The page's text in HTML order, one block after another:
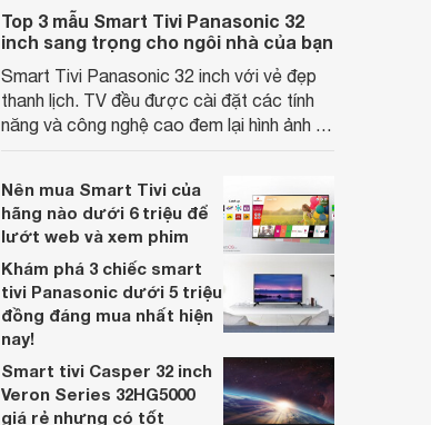
Top 3 mẫu Smart Tivi Panasonic 32
inch sang trọng cho ngôi nhà của bạn
Smart Tivi Panasonic 32 inch với vẻ đẹp
thanh lịch. TV đều được cài đặt các tính
năng và công nghệ cao đem lại hình ảnh và
Nên mua Smart Tivi của
hãng nào dưới 6 triệu để
lướt web và xem phim
Khám phá 3 chiếc smart
tivi Panasonic dưới 5 triệu
đồng đáng mua nhất hiện
nay!
Smart tivi Casper 32 inch
Veron Series 32HG5000
giá rẻ nhưng có tốt